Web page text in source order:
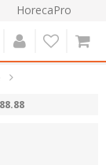
HorecaPro